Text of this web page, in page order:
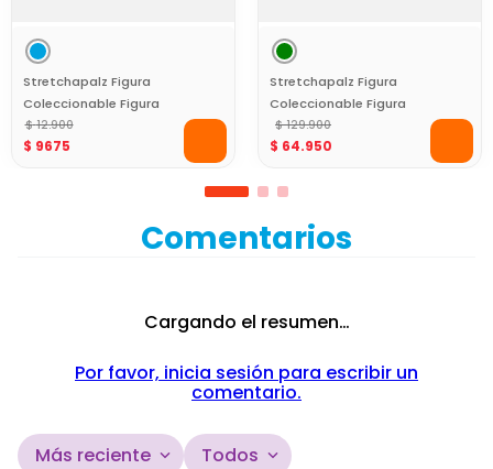
Stretchapalz Figura
Coleccionable Figura
Wheeleezz - Dino
Monster Blitz Bullet
$ 12.900
$ 9675
Stretchapalz Figura
Coleccionable Figura
Puncheezz Franko
$ 129.900
$ 64.950
Comentarios
Cargando el resumen…
Por favor, inicia sesión para escribir un
comentario.
Más reciente Todos